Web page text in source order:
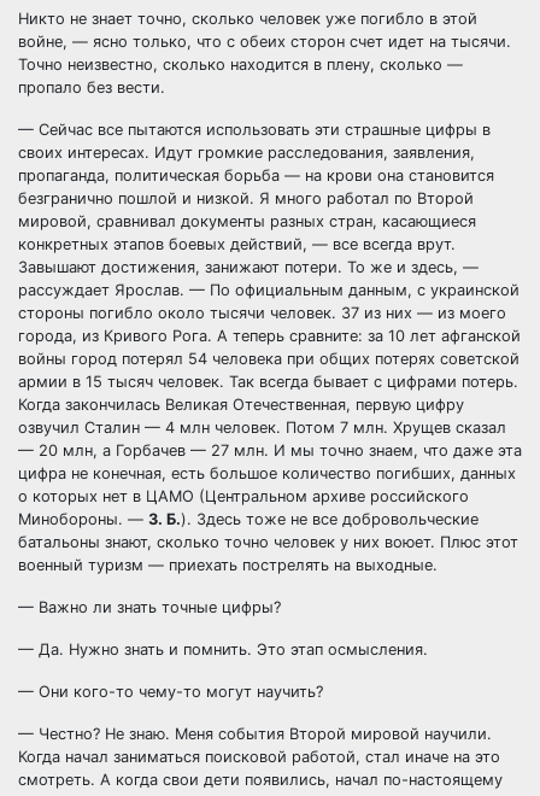
Никто не знает точно, сколько человек уже погибло в этой
войне, — ясно только, что с обеих сторон счет идет на тысячи.
Точно неизвестно, сколько находится в плену, сколько —
пропало без вести.
— Сейчас все пытаются использовать эти страшные цифры в
своих интересах. Идут громкие расследования, заявления,
пропаганда, политическая борьба — на крови она становится
безгранично пошлой и низкой. Я много работал по Второй
мировой, сравнивал документы разных стран, касающиеся
конкретных этапов боевых действий, — все всегда врут.
Завышают достижения, занижают потери. То же и здесь, —
рассуждает Ярослав. — По официальным данным, с украинской
стороны погибло около тысячи человек. 37 из них — из моего
города, из Кривого Рога. А теперь сравните: за 10 лет афганской
войны город потерял 54 человека при общих потерях советской
армии в 15 тысяч человек. Так всегда бывает с цифрами потерь.
Когда закончилась Великая Отечественная, первую цифру
озвучил Сталин — 4 млн человек. Потом 7 млн. Хрущев сказал
— 20 млн, а Горбачев — 27 млн. И мы точно знаем, что даже эта
цифра не конечная, есть большое количество погибших, данных
о которых нет в ЦАМО (Центральном архиве российского
Минобороны. — З. Б.). Здесь тоже не все добровольческие
батальоны знают, сколько точно человек у них воюет. Плюс этот
военный туризм — приехать пострелять на выходные.
— Важно ли знать точные цифры?
— Да. Нужно знать и помнить. Это этап осмысления.
— Они кого-то чему-то могут научить?
— Честно? Не знаю. Меня события Второй мировой научили.
Когда начал заниматься поисковой работой, стал иначе на это
смотреть. А когда свои дети появились, начал по-настоящему